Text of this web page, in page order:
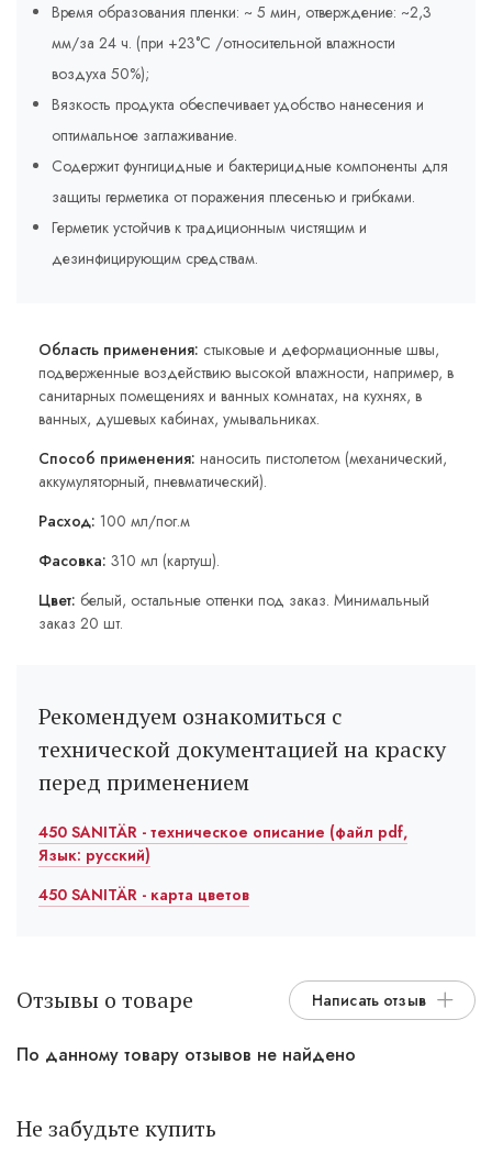
Время образования пленки: ~ 5 мин, отверждение: ~2,3
мм/за 24 ч. (при +23°C /относительной влажности
воздуха 50%);
Вязкость продукта обеспечивает удобство нанесения и
оптимальное заглаживание.
Содержит фунгицидные и бактерицидные компоненты для
защиты герметика от поражения плесенью и грибками.
Герметик устойчив к традиционным чистящим и
дезинфицирующим средствам.
Область применения: стыковые и деформационные швы,
подверженные воздействию высокой влажности, например, в
санитарных помещениях и ванных комнатах, на кухнях, в
ванных, душевых кабинах, умывальниках.
Способ применения: наносить пистолетом (механический,
аккумуляторный, пневматический).
Расход: 100 мл/пог.м
Фасовка: 310 мл (картуш).
Цвет: белый, остальные оттенки под заказ. Минимальный
заказ 20 шт.
Рекомендуем ознакомиться с
технической документацией на краску
перед применением
450 SANITÄR - техническое описание (файл pdf,
Язык: русский)
450 SANITÄR - карта цветов
Отзывы о товаре Написать отзыв
По данному товару отзывов не найдено
Не забудьте купить